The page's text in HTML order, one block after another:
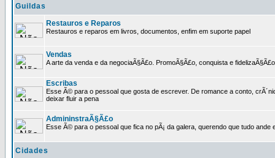
Guildas
Restauros e Reparos
Restauros e reparos em livros, documentos, enfim em suporte papel
Vendas
A arte da venda e da negociaÃ§Ã£o. PromoÃ§Ã£o, conquista e
Escribas
Esse Ã© para o pessoal que gosta de escrever. De romance a conto,
deixar fluir a pena
AdmininstraÃ§Ã£o
Esse Ã© para o pessoal que fica no pÃ¡ da galera, querendo que tudo ande
Cidades